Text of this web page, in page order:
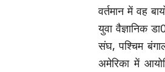
वर्तमान में वह
युवा वैज्ञानिक
संघ, पश्चिम
अमेरिका में